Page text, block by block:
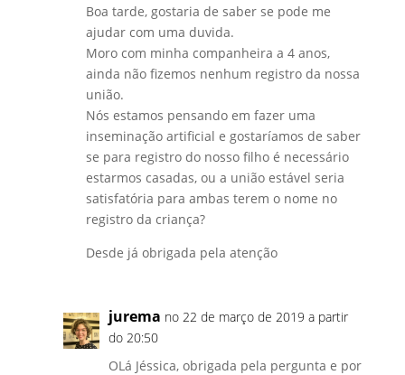
Boa tarde, gostaria de saber se pode me
ajudar com uma duvida.
Moro com minha companheira a 4 anos,
ainda não fizemos nenhum registro da nossa
união.
Nós estamos pensando em fazer uma
inseminação artificial e gostaríamos de saber
se para registro do nosso filho é necessário
estarmos casadas, ou a união estável seria
satisfatória para ambas terem o nome no
registro da criança?
Desde já obrigada pela atenção
jurema no 22 de março de 2019 a partir
do 20:50
OLá Jéssica, obrigada pela pergunta e por